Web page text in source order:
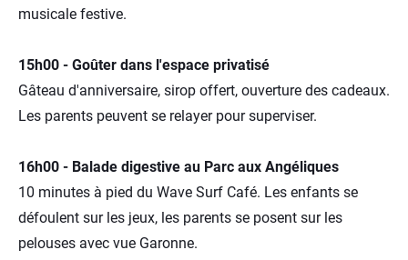
musicale festive.
15h00 - Goûter dans l'espace privatisé
Gâteau d'anniversaire, sirop offert, ouverture des cadeaux.
Les parents peuvent se relayer pour superviser.
16h00 - Balade digestive au Parc aux Angéliques
10 minutes à pied du Wave Surf Café. Les enfants se
défoulent sur les jeux, les parents se posent sur les
pelouses avec vue Garonne.